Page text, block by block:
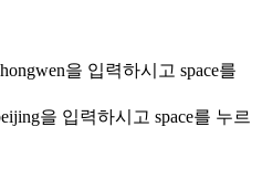
을 입력하시고 space를
을 입력하시고 space를 누르